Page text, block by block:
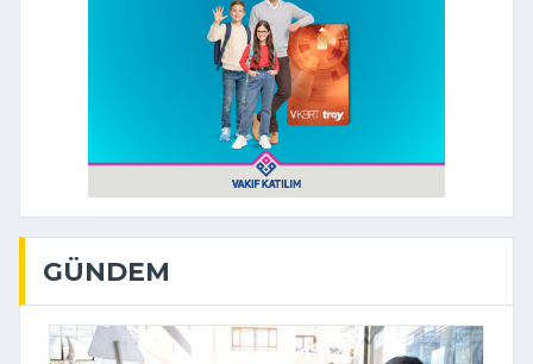
GÜNDEM